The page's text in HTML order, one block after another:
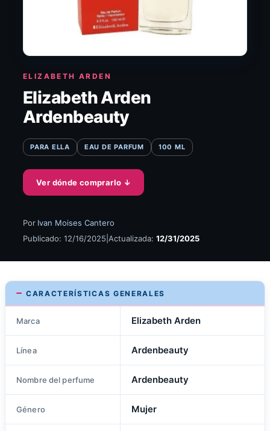
ELIZABETH ARDEN
Elizabeth Arden
Ardenbeauty
PARA ELLA EAU DE PARFUM 100 ML
Ver dónde comprarlo ↓
Por Ivan Moises Cantero
Publicado: 12/16/2025 Actualizada: 12/31/2025
CARACTERÍSTICAS GENERALES
Marca Elizabeth Arden
Línea Ardenbeauty
Nombre del perfume Ardenbeauty
Género Mujer